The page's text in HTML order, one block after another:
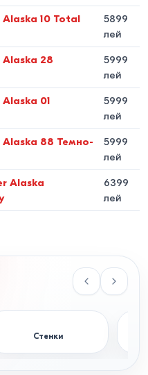
блоки (Bonnel
высокоэластичным
рогожка,
элитная натуральная
была доступной и
позволяют нам
угловых диванов в
10 Total
5899
лей
28
5999
лей
01
5999
лей
88 Темно-
5999
лей
Alaska
6399
лей
Стенки